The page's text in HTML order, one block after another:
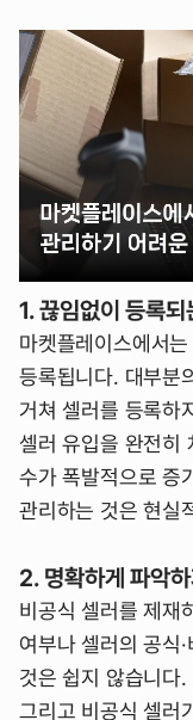
1. 끊임없이 등록되
마켓플레이스에서
등록됩니다. 대부분
거쳐 셀러를 등록하
셀러 유입을 완전히
수가 폭발적으로 증
관리하는 것은 현실
2. 명확하게 파악
비공식 셀러를 제재
여부나 셀러의 공식
것은 쉽지 않습니다
그리고 비공식 셀러